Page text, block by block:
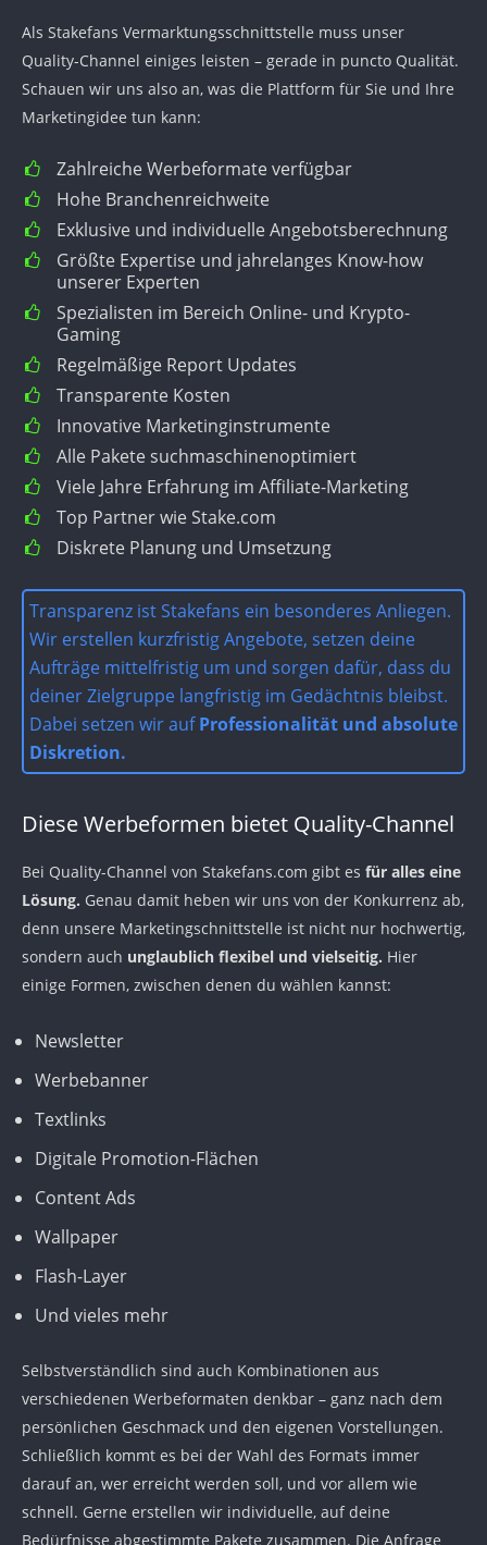
Als Stakefans Vermarktungsschnittstelle muss unser
Quality-Channel einiges leisten – gerade in puncto Qualität.
Schauen wir uns also an, was die Plattform für Sie und Ihre
Marketingidee tun kann:
Zahlreiche Werbeformate verfügbar
Hohe Branchenreichweite
Exklusive und individuelle Angebotsberechnung
Größte Expertise und jahrelanges Know-how
unserer Experten
Spezialisten im Bereich Online- und Krypto-
Gaming
Regelmäßige Report Updates
Transparente Kosten
Innovative Marketinginstrumente
Alle Pakete suchmaschinenoptimiert
Viele Jahre Erfahrung im Affiliate-Marketing
Top Partner wie Stake.com
Diskrete Planung und Umsetzung
Transparenz ist Stakefans ein besonderes Anliegen.
Wir erstellen kurzfristig Angebote, setzen deine
Aufträge mittelfristig um und sorgen dafür, dass du
deiner Zielgruppe langfristig im Gedächtnis bleibst.
Dabei setzen wir aufProfessionalität und absolute
Diskretion.
Diese Werbeformen bietet Quality-Channel
Bei Quality-Channel von Stakefans.com gibt es für alles eine
Lösung. Genau damit heben wir uns von der Konkurrenz ab,
denn unsere Marketingschnittstelle ist nicht nur hochwertig,
sondern auch unglaublich flexibel und vielseitig. Hier
einige Formen, zwischen denen du wählen kannst:
Newsletter
Werbebanner
Textlinks
Digitale Promotion-Flächen
Content Ads
Wallpaper
Flash-Layer
Und vieles mehr
Selbstverständlich sind auch Kombinationen aus
verschiedenen Werbeformaten denkbar – ganz nach dem
persönlichen Geschmack und den eigenen Vorstellungen.
Schließlich kommt es bei der Wahl des Formats immer
darauf an, wer erreicht werden soll, und vor allem wie
schnell. Gerne erstellen wir individuelle, auf deine
Bedürfnisse abgestimmte Pakete zusammen. Die Anfrage